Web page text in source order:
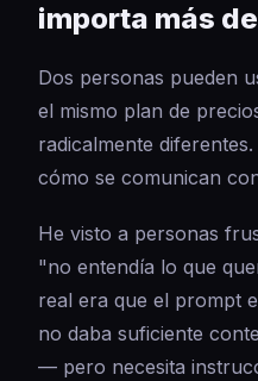
importa más
Dos personas pueden
el mismo plan de
radicalmente
cómo se comunican
He visto a personas
"no entendía lo que
real era que el prompt
no daba suficiente
— pero necesita